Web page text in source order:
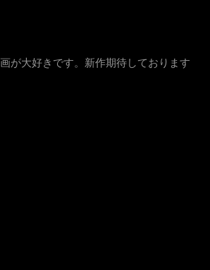
が大好きです。新作期待しております